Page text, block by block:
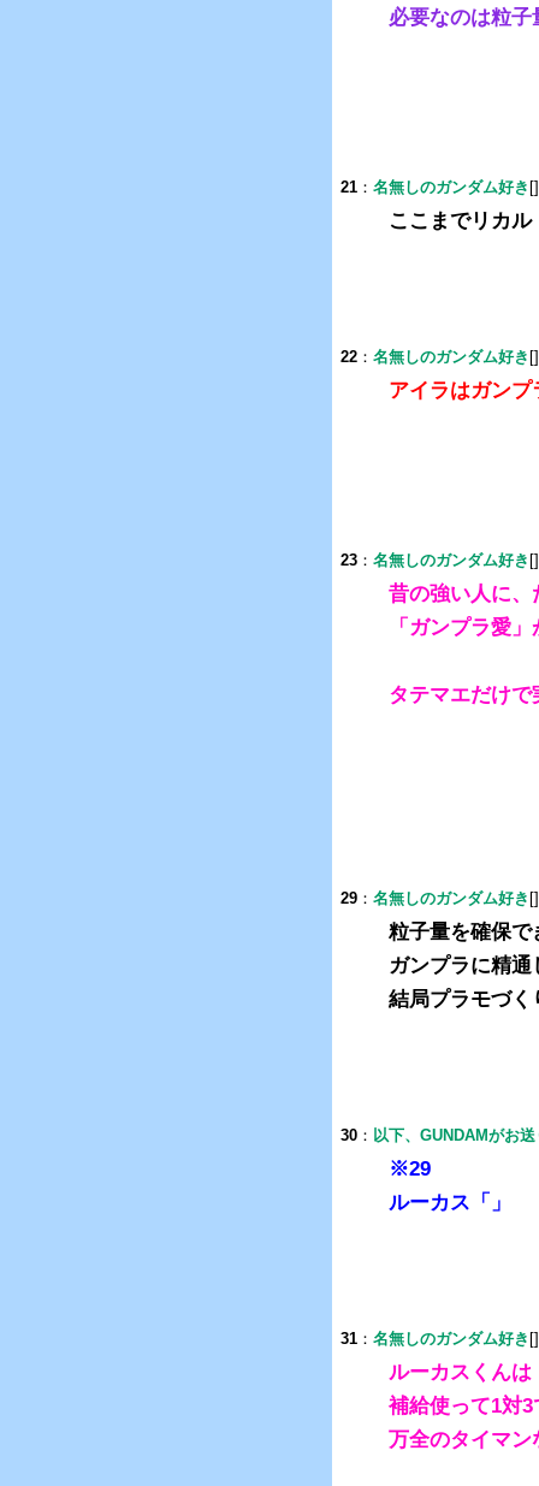
必要なのは粒子
21 ： 名無しのガンダム好き
ここまでリカ
22 ： 名無しのガンダム好き
アイラはガン
23 ： 名無しのガンダム好き
昔の強い人に、
「ガンプラ愛
タテマエだけ
29 ： 名無しのガンダム好き
粒子量を確保で
ガンプラに精
結局プラモづく
30 ： 以下、GUNDAMがお
※29
ルーカス「」
31 ： 名無しのガンダム好き
ルーカスくんは
補給使って1対
万全のタイマン